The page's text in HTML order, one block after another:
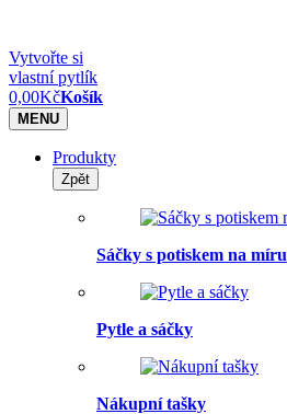
Vytvořte si
vlastní pytlík
0,00KčKošík
MENU
Produkty
Zpět
Sáčky s potiskem na míru
Pytle a sáčky
Nákupní tašky